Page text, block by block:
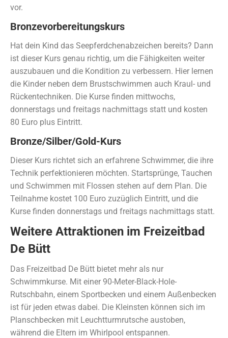
vor.
Bronzevorbereitungskurs
Hat dein Kind das Seepferdchenabzeichen bereits? Dann
ist dieser Kurs genau richtig, um die Fähigkeiten weiter
auszubauen und die Kondition zu verbessern. Hier lernen
die Kinder neben dem Brustschwimmen auch Kraul- und
Rückentechniken. Die Kurse finden mittwochs,
donnerstags und freitags nachmittags statt und kosten
80 Euro plus Eintritt.
Bronze/Silber/Gold-Kurs
Dieser Kurs richtet sich an erfahrene Schwimmer, die ihre
Technik perfektionieren möchten. Startsprünge, Tauchen
und Schwimmen mit Flossen stehen auf dem Plan. Die
Teilnahme kostet 100 Euro zuzüglich Eintritt, und die
Kurse finden donnerstags und freitags nachmittags statt.
Weitere Attraktionen im Freizeitbad
De Bütt
Das Freizeitbad De Bütt bietet mehr als nur
Schwimmkurse. Mit einer 90-Meter-Black-Hole-
Rutschbahn, einem Sportbecken und einem Außenbecken
ist für jeden etwas dabei. Die Kleinsten können sich im
Planschbecken mit Leuchtturmrutsche austoben,
während die Eltern im Whirlpool entspannen.